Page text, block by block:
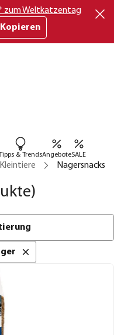
zum Weltkatzentag
Kopieren
& TrendsAngeboteSALE
Kleintiere Nagersnacks